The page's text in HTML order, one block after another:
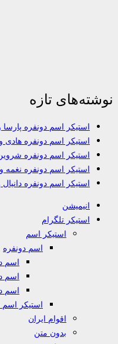
نوشته‌های تازه
استیکر اسم دونفره
استیکر اسم دونفره
استیکر اسم دونفره
استیکر اسم دونفره نغمه
استیکر اسم دونفره
انیمیشن
استیکر تلگرام
استیکر اسم
اسم دونفره
اسم
اسم
اسم
استیکر
اقوام ایران
بدون متن